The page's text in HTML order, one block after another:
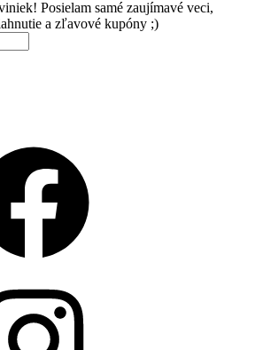
Posielam samé zaujímavé veci,
a zľavové kupóny ;)